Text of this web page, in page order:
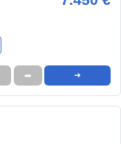
➦ ➜